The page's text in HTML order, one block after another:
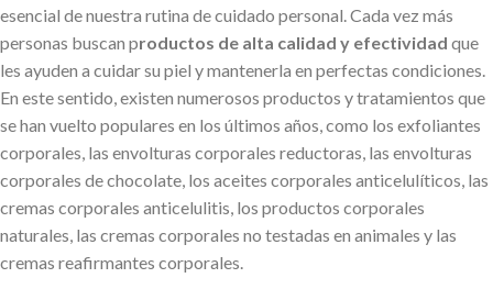
esencial de nuestra rutina de cuidado personal. Cada vez más
personas buscan productos de alta calidad y efectividad que
les ayuden a cuidar su piel y mantenerla en perfectas condiciones.
En este sentido, existen numerosos productos y tratamientos que
se han vuelto populares en los últimos años, como los exfoliantes
corporales, las envolturas corporales reductoras, las envolturas
corporales de chocolate, los aceites corporales anticelulíticos, las
cremas corporales anticelulitis, los productos corporales
naturales, las cremas corporales no testadas en animales y las
cremas reafirmantes corporales.